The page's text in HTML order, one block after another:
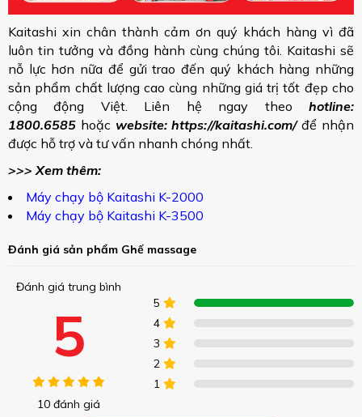
Kaitashi xin chân thành cảm ơn quý khách hàng vì đã
luôn tin tưởng và đồng hành cùng chúng tôi. Kaitashi sẽ
nỗ lực hơn nữa để gửi trao đến quý khách hàng những
sản phẩm chất lượng cao cùng những giá trị tốt đẹp cho
cộng động Việt. Liên hệ ngay theo hotline:
1800.6585 hoặc website: https://kaitashi.com/để nhận
được hỗ trợ và tư vấn nhanh chóng nhất.
>>> Xem thêm:
Máy chạy bộ Kaitashi K-2000
Máy chạy bộ Kaitashi K-3500
Đánh giá sản phẩm Ghế massage
Đánh giá trung bình
5
10 đánh giá
5
4
3
2
1